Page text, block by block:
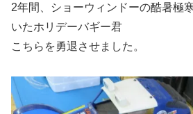
2年間、ショーウィンドーの酷暑極
いたホリデーバギー君
こちらを勇退させました。